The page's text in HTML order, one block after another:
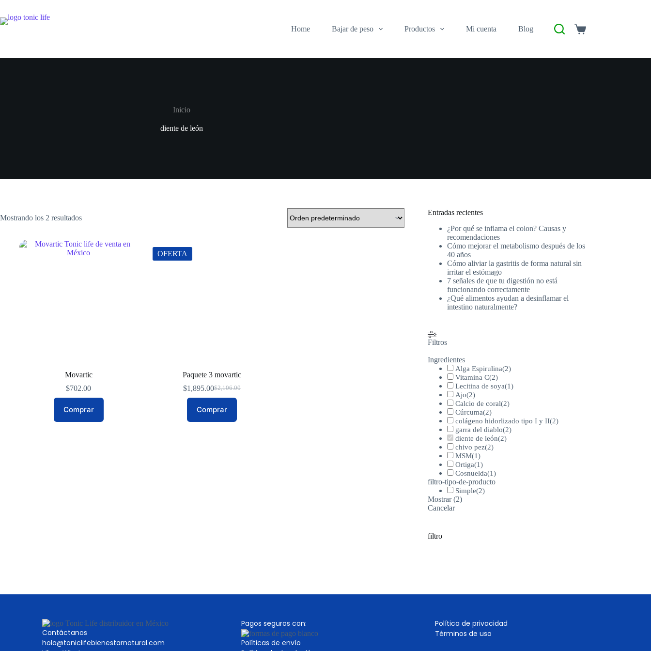
Home Bajar de peso Productos Mi cuenta Blog
Inicio
diente de león
Mostrando los 2 resultados
Movartic
$702.00
Comprar
OFERTA
Paquete 3 movartic
$2,106.00
$1,895.00
Comprar
Entradas recientes
¿Por qué se inflama el colon? Causas y
recomendaciones
Cómo mejorar el metabolismo después de los
40 años
Cómo aliviar la gastritis de forma natural sin
irritar el estómago
7 señales de que tu digestión no está
funcionando correctamente
¿Qué alimentos ayudan a desinflamar el
intestino naturalmente?
Filtros
Ingredientes
Alga Espirulina(2)
Vitamina C(2)
Lecitina de soya(1)
Ajo(2)
Calcio de coral(2)
Cúrcuma(2)
colágeno hidorlizado tipo I y II(2)
garra del diablo(2)
diente de león(2)
chivo pez(2)
MSM(1)
Ortiga(1)
Cosnuelda(1)
filtro-tipo-de-producto
Simple(2)
Mostrar(2)
Cancelar
filtro
Contáctanos
hola@toniclifebienestarnatural.com
Pagos seguros con:
Políticas de envío
Política de privacidad
Términos de uso